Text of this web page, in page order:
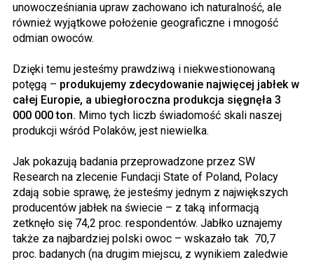
unowocześniania upraw zachowano ich naturalność, ale
również wyjątkowe położenie geograficzne i mnogość
odmian owoców.
Dzięki temu jesteśmy prawdziwą i niekwestionowaną
potęgą – produkujemy zdecydowanie najwięcej jabłek w
całej Europie, a ubiegłoroczna produkcja sięgnęła 3
000 000 ton. Mimo tych liczb świadomość skali naszej
produkcji wśród Polaków, jest niewielka.
Jak pokazują badania przeprowadzone przez SW
Research na zlecenie Fundacji State of Poland, Polacy
zdają sobie sprawę, że jesteśmy jednym z największych
producentów jabłek na świecie – z taką informacją
zetknęło się 74,2 proc. respondentów. Jabłko uznajemy
także za najbardziej polski owoc – wskazało tak 70,7
proc. badanych (na drugim miejscu, z wynikiem zaledwie